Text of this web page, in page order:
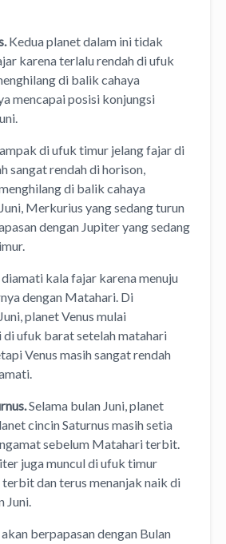
Kedua planet dalam ini tidak
karena terlalu rendah di ufuk
di balik cahaya
mencapai posisi konjungsi
di ufuk timur jelang fajar di
sangat rendah di horison,
di balik cahaya
Merkurius yang sedang turun
dengan Jupiter yang sedang
kala fajar karena menuju
dengan Matahari. Di
planet Venus mulai
ufuk barat setelah matahari
Venus masih sangat rendah
Selama bulan Juni, planet
cincin Saturnus masih setia
sebelum Matahari terbit.
juga muncul di ufuk timur
dan terus menanjak naik di
Juni.
berpapasan dengan Bulan